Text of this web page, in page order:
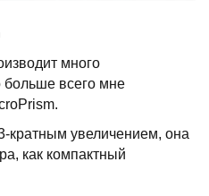
много
больше всего мне
кратным увеличением, она
как компактный